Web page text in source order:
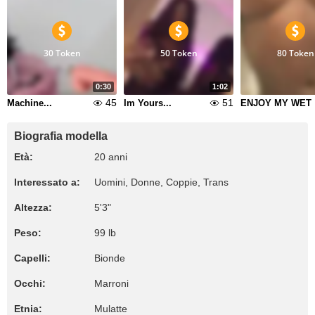
0:30
30 Token
Machine... 45
1:02
50 Token
Im Yours... 51
80 Token
Biografia modella
Età: 20 anni
Interessato a: Uomini, Donne, Coppie, Trans
Altezza: 5'3"
Peso: 99 lb
Capelli: Bionde
Occhi: Marroni
Etnia: Mulatte